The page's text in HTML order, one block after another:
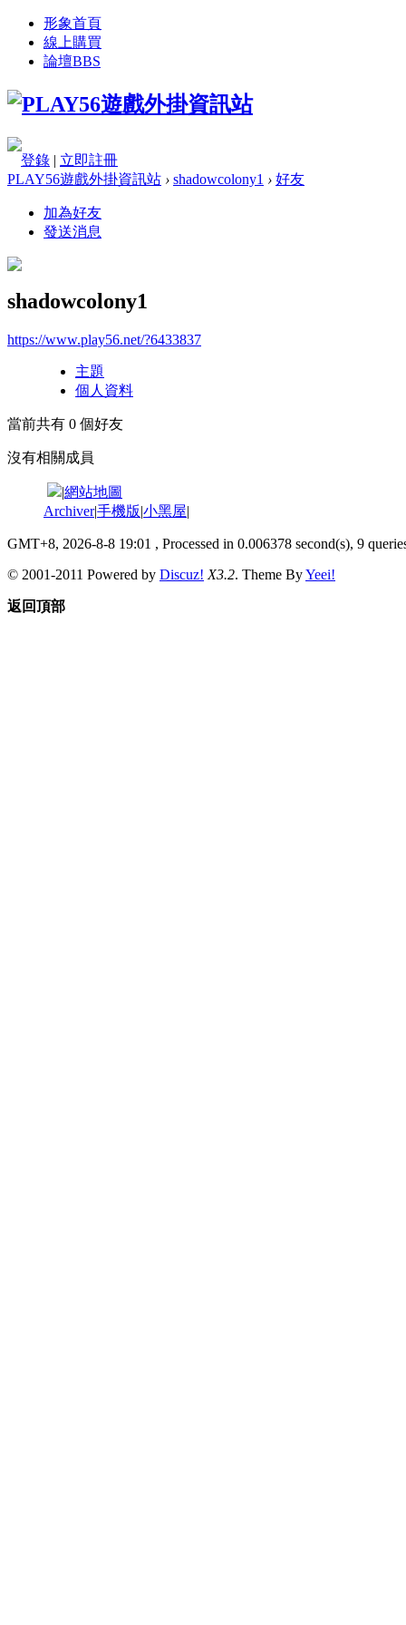
形象首頁
線上購買
論壇BBS
登錄 | 立即註冊
PLAY56遊戲外掛資訊站 › shadowcolony1 › 好友
加為好友
發送消息
shadowcolony1
https://www.play56.net/?6433837
主題
個人資料
當前共有 0 個好友
沒有相關成員
|網站地圖
Archiver|手機版|小黑屋|
GMT+8, 2026-8-8 19:01 , Processed in 0.006378 second(s), 9
© 2001-2011 Powered by Discuz! X3.2. Theme ByYeei!
返回頂部